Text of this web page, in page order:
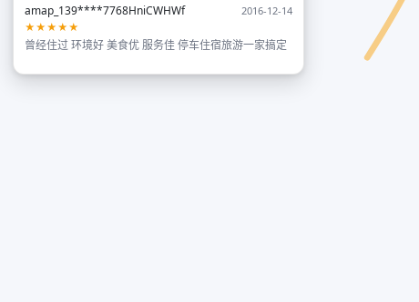
amap_139****7768HniCWHWf
2016-12-14
★★★★★
曾经住过 环境好 美食优 服务佳 停车住宿旅游一家搞定